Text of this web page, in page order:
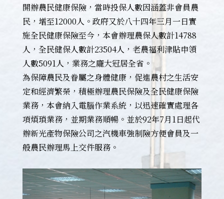
開辦農民健康保險，當時投保人數因涵蓋非會員農
民，增至12000人。政府又於八十四年三月一日實
施全民健康保險至今，本會辦理農保人數計14788
人，全民健保人數計23504人，老農福利津貼申領
人數5091人，業務之龐大冠居全省。
為保障農民及眷屬之身體健康，促進農村之生活安
定和經濟繁榮，積極辦理農民保險及全民健康保險
業務，本會納入電腦作業系統，以迅速確實處理各
項煩瑣業務，並期業務順暢。並於92年7月1日起代
辦新光產物保險公司之汽機車強制險方便會員及一
般農民辦理馬上交件服務。